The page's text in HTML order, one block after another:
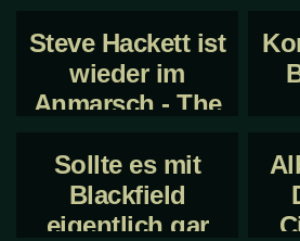
Steve Hackett ist
wieder im
Anmarsch - The
Sollte es mit
Blackfield
eigentlich gar